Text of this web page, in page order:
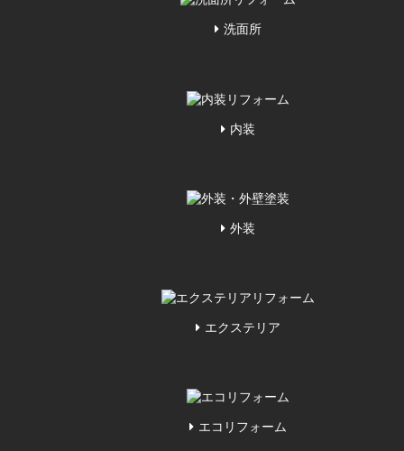
洗面所
内装
外装
エクステリア
エコリフォーム